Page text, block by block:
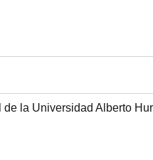
la Universidad Alberto